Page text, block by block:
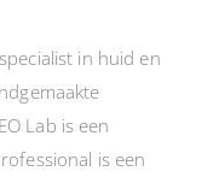
in huid en
Lab is een
is een